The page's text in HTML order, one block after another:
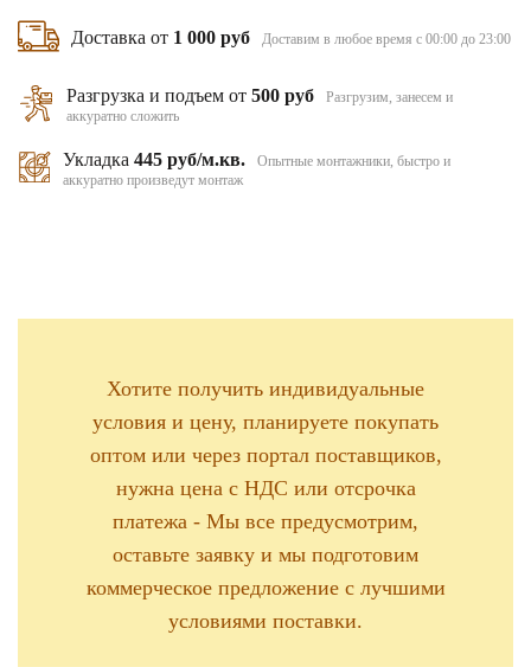
Доставка от 1 000 руб Доставим в любое время с 00:00 до 23:00
Разгрузка и подъем от500 руб
Разгрузим, занесем и
аккуратно сложить
Укладка 445 руб/м.кв.
Опытные монтажники, быстро и
аккуратно произведут монтаж
Хотите получить индивидуальные
условия и цену, планируете покупать
оптом или через портал поставщиков,
нужна цена с НДС или отсрочка
платежа - Мы все предусмотрим,
оставьте заявку и мы подготовим
коммерческое предложение с лучшими
условиями поставки.